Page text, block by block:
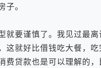
子。
要谨慎了。我见过最离
这就好比借钱吃大餐，吃
费贷款也是可以理解的